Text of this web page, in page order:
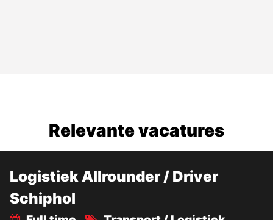
Relevante vacatures
Logistiek Allrounder / Driver
Schiphol